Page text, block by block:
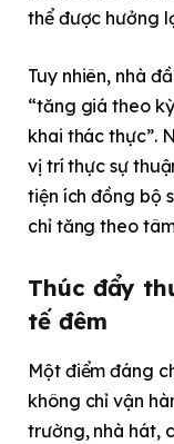
thể được hưởng
Tuy nhiên, nhà
“tăng giá theo
khai thác thực”.
vị trí thực sự
tiện ích đồng bộ
chỉ tăng theo
Thúc đẩy
tế đêm
Một điểm đáng
không chỉ vận
trường, nhà hát,